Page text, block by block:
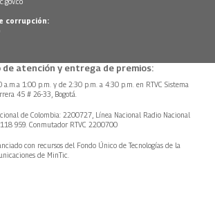
corrupción:
de atención y entrega de premios:
a.m.a 1:00 p.m. y de 2:30 p.m. a 4:30 p.m. en RTVC Sistema
45 # 26-33, Bogotá.
de Colombia: 2200727, Línea Nacional Radio Nacional
959. Conmutador RTVC 2200700
con recursos del Fondo Único de Tecnologías de la
de MinTic.